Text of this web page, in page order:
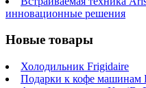
инновационные решения
Новые товары
Холодильник Frigidaire
Подарки к кофе